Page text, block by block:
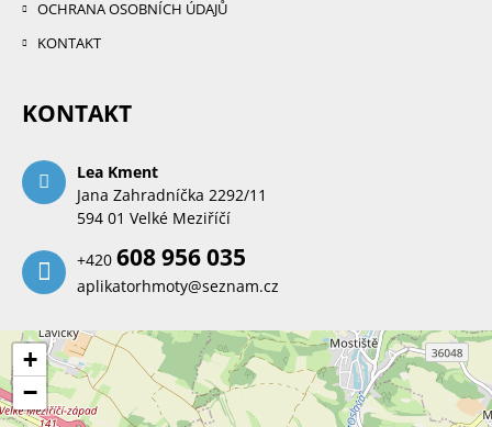
OCHRANA OSOBNÍCH ÚDAJŮ
KONTAKT
KONTAKT
Lea Kment
Jana Zahradníčka 2292/11
594 01 Velké Meziříčí
+420 608 956 035
aplikatorhmoty@seznam.cz
+
−